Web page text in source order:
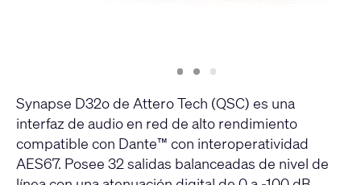
Slide
1 Slide
2 Slide
3
Synapse D32o de Attero Tech (QSC) es una
interfaz de audio en red de alto rendimiento
compatible con Dante™ con interoperatividad
AES67. Posee 32 salidas balanceadas de nivel de